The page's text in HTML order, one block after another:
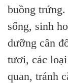
buồng
sống, sinh
dưỡng cân
tươi, các
quan, tránh